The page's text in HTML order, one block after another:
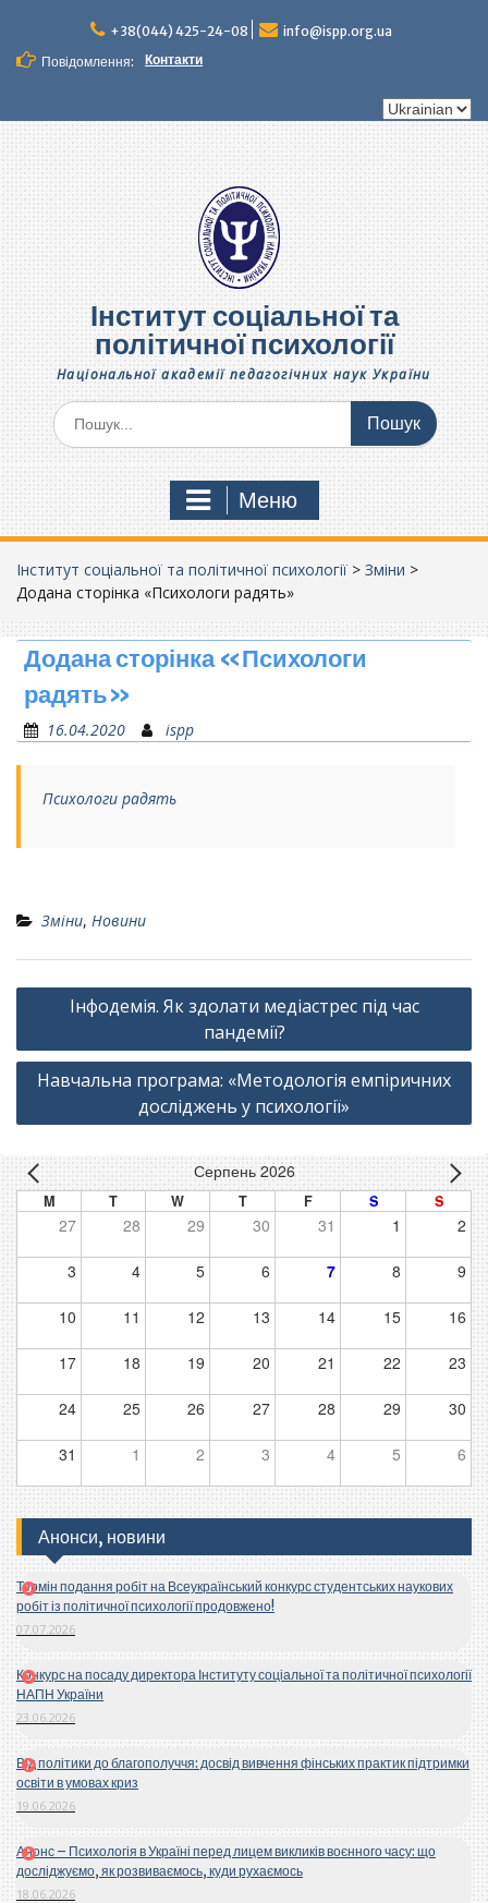
вмісту
+38(044) 425-24-08
info@ispp.org.ua
Повідомлення:
Контакти
Вибрати
Інститут соціальної та
політичної психології
Національної академії педагогічних наук України
Шукати:
Меню
Інститут соціальної та політичної психології > Зміни >
Додана сторінка «Психологи радять»
Додана сторінка «Психологи
радять»
16.04.2020 ispp
Психологи радять
Зміни, Новини
Навігація
записів
Інфодемія. Як здолати медіастрес під час
пандемії?
Навчальна програма: «Методологія емпіричних
досліджень у психології»
Серпень 2026
M T W T F S S
27 28 29 30 31 1 2
3 4 5 6 7 8 9
10 11 12 13 14 15 16
17 18 19 20 21 22 23
24 25 26 27 28 29 30
31 1 2 3 4 5 6
Анонси, новини
Термін подання робіт на Всеукраїнський конкурс студентських наукових
робіт із політичної психології продовжено!
07.07.2026
Конкурс на посаду директора Інституту соціальної та політичної психології
НАПН України
23.06.2026
Від політики до благополуччя: досвід вивчення фінських практик підтримки
освіти в умовах криз
19.06.2026
Анонс – Психологія в Україні перед лицем викликів воєнного часу: що
досліджуємо, як розвиваємось, куди рухаємось
18.06.2026